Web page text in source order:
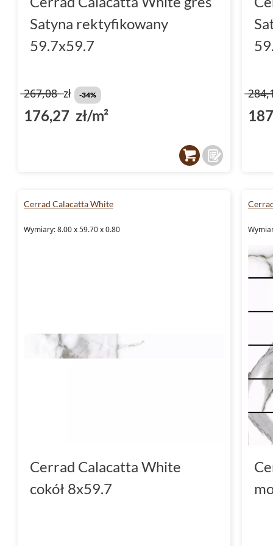
funkcjonalność tych przestrzeni.
Działaj już dziś!
Calacatta White i ciesz się
domu. Odkryj możliwości, jakie daje ta
będzie inspiracją dla innych. Zapraszamy
Satyna rektyfikowany
59.7x59.7
267,08zł -34%
176,27 zł/m²
Cerrad Calacatta White
Wymiary: 8.00 x 59.70 x 0.80
Cerrad Calacatta White
cokół 8x59.7